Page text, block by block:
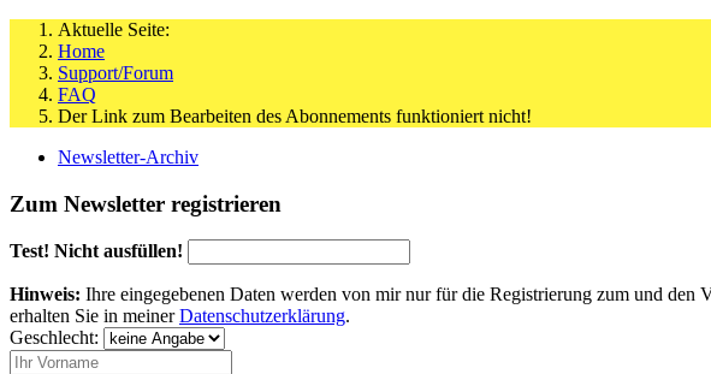
Aktuelle Seite:
Home
Support/Forum
FAQ
Der Link zum Bearbeiten des Abonnements funktioniert nicht!
Newsletter-Archiv
Zum Newsletter registrieren
Test! Nicht ausfüllen!
Hinweis: Ihre eingegebenen Daten werden von mir nur für die Registrierung zum und den
erhalten Sie in meinerDatenschutzerklärung.
Geschlecht: